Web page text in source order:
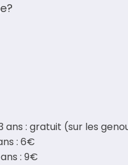
ans : gratuit (sur les
: 6€
ans : 9€